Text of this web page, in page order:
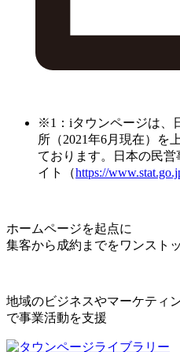
※1：iタウンページは、
所（2021年6月現在）を
ております。日本の民
イト（https://
ホームページを起点に
集客から成約までをワンスト
地域のビジネスやマーケティ
で事業活動を支援